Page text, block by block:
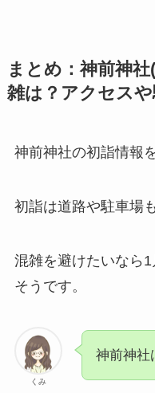
まとめ：神前神
雑は？アクセス
神前神社の初詣情報
初詣は道路や駐車場
混雑を避けたいなら
そうです。
くみ
神前神社